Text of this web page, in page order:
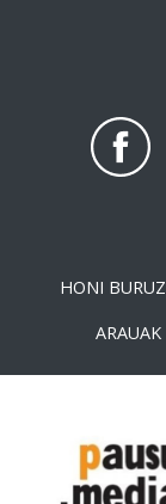
HONI BURUZ
ARAUAK